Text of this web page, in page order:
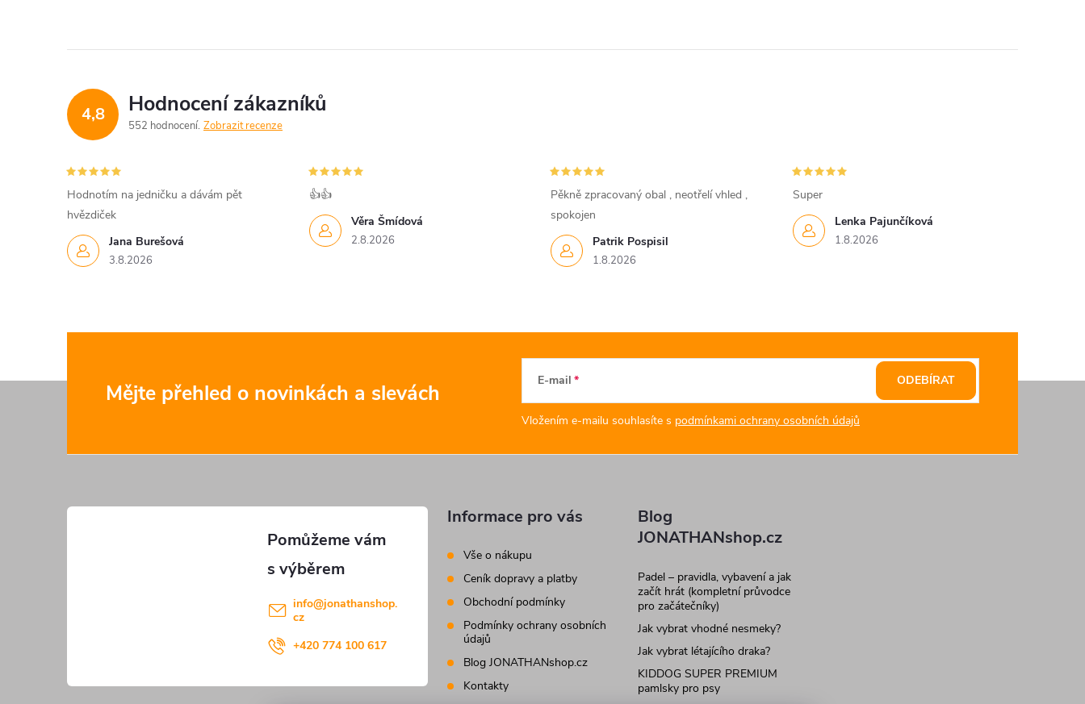
4,8 Hodnocení zákazníků
552 hodnocení Zobrazit recenze
Jana Burešová
3.8.2026
Hodnotím na jedničku a dávám pět
hvězdiček
Věra Šmídová
2.8.2026
👍👍
Patrik Pospisil
1.8.2026
Pěkně zpracovaný obal , neotřelí vhled ,
spokojen
Lenka Pajunčíková
1.8.2026
Super
Mějte přehled o novinkách a slevách E-mail
Vložením e-mailu souhlasíte s podmínkami ochrany osobních údajů
ODEBÍRAT
info@jonathanshop.
cz
+420 774 100 617
Informace pro vás
Vše o nákupu
Ceník dopravy a platby
Obchodní podmínky
Podmínky ochrany osobních
údajů
Blog JONATHANshop.cz
Kontakty
Blog
JONATHANshop.cz
Padel – pravidla, vybavení a jak
začít hrát (kompletní průvodce
pro začátečníky)
Jak vybrat vhodné nesmeky?
Jak vybrat létajícího draka?
KIDDOG SUPER PREMIUM
pamlsky pro psy